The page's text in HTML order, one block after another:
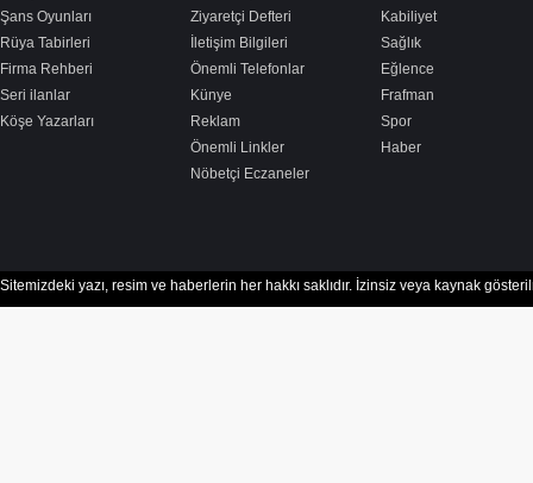
Şans Oyunları
Rüya Tabirleri
Firma Rehberi
Seri ilanlar
Köşe Yazarları
Ziyaretçi Defteri
İletişim Bilgileri
Önemli Telefonlar
Künye
Reklam
Önemli Linkler
Nöbetçi Eczaneler
Kabiliyet
Sağlık
Eğlence
Frafman
Spor
Haber
Sitemizdeki yazı, resim ve haberlerin her hakkı saklıdır. İzinsiz veya kaynak